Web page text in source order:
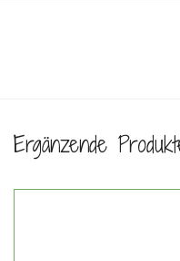
Auftauen und im
haltbar.
Zutaten:
Ergänzende